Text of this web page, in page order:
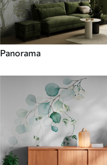
Panorama